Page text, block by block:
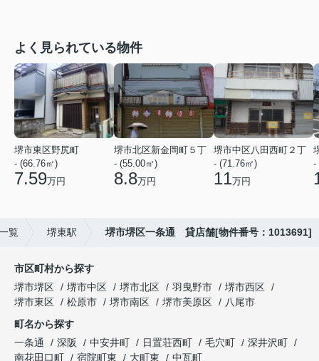
よく見られている物件
堺市東区野尻町
- (66.76㎡)
7.59万円
堺市北区新金岡町５丁
- (55.00㎡)
8.8万円
堺市中区八田西町２丁
- (71.76㎡)
11万円
-
覧 堺東駅 堺市堺区一条通 貸店舗[物件番号：1013691]
市区町村から探す
堺市堺区
堺市中区 堺市北区 羽曳野市
堺市西区
堺市東区
松原市 堺市南区 堺市美原区
八尾市
町名から探す
一条通
深阪 中安井町 日置荘西町 毛穴町
深井沢町
南花田口町
宿院町東 大町東
中瓦町